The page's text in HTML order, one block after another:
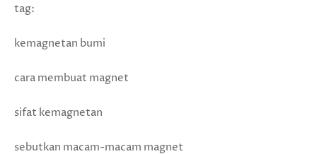
tag:
kemagnetan bumi
cara membuat magnet
sifat kemagnetan
sebutkan macam-macam magnet